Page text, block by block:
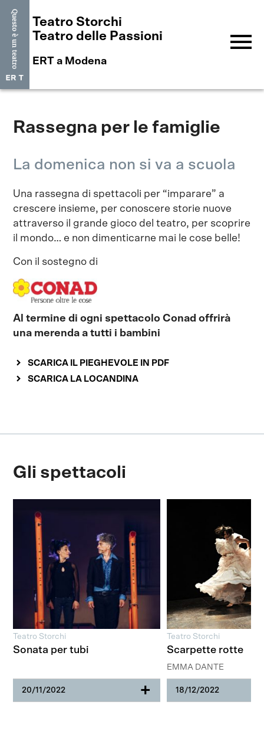
Teatro Storchi
Teatro delle Passioni
ERT a Modena
menu
Rassegna per le famiglie
La domenica non si va a scuola
Una rassegna di spettacoli per “imparare” a
crescere insieme, per conoscere storie nuove
attraverso il grande gioco del teatro, per scoprire
il mondo… e non dimenticarne mai le cose belle!
Con il sostegno di
Al termine di ogni spettacolo Conad offrirà
una merenda a tutti i bambini
SCARICA IL PIEGHEVOLE IN PDF
SCARICA LA LOCANDINA
Gli spettacoli
Teatro Storchi
Sonata per tubi
20/11/2022 +
Teatro Storchi
Scarpette rotte
EMMA DANTE
18/12/2022